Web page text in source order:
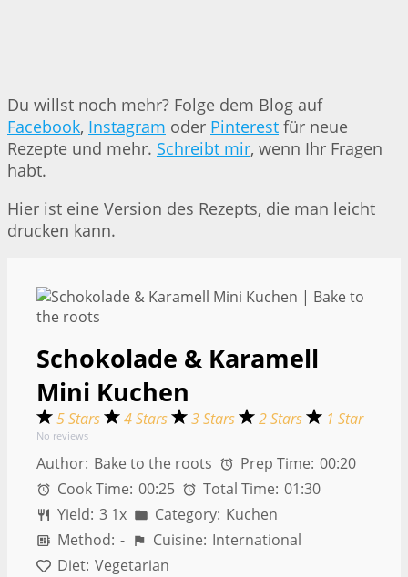
Du willst noch mehr? Folge dem Blog auf
Facebook, Instagram oder Pinterest für neue
Rezepte und mehr. Schreibt mir, wenn Ihr Fragen
habt.
Hier ist eine Version des Rezepts, die man leicht
drucken kann.
Schokolade & Karamell
Mini Kuchen
5 Stars 4 Stars 3 Stars 2 Stars 1 Star
No reviews
Author: Bake to the roots Prep Time: 00:20
Cook Time: 00:25 Total Time: 01:30
Yield: 3 1x Category: Kuchen
Method: - Cuisine: International
Diet: Vegetarian